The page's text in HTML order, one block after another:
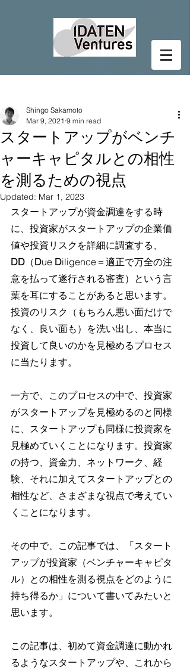
スタートアップがベンチ
ャーキャピタルとの相性
を測るための視点
Shingo Sakamoto
Mar 9, 2021 9 min read
Updated: Mar 1, 2023
スタートアップが資金調達をする時
に、投資家がスタートアップの企業価
値や投資リスクを詳細に調査する、
DD （Due Diligence＝適正で万全の注
意を払って遂行される審査）という言
葉を耳にすることがあると思います。
投資のリスク（もちろん悪い面だけで
なく、良い面も）を洗い出し、本当に
投資して良いのかを見極めるプロセス
に当たります。
一方で、このプロセスの中で、投資家
がスタートアップを見極めるのと同様
に、スタートアップも同様に投資家を
見極めていくことになります。投資家
の持つ、資金力、ネットワーク、経
験、それに加えてスタートアップとの
相性など、さまざまな視点で考えてい
くことになります。
その中で、この記事では、「スタート
アップが投資家（ベンチャーキャピタ
ル）との相性を測る視点をどのように
持ち得るか」について書いてみたいと
思います。
この記事は、初めて資金調達に動かれ
るようなスタートアップや、これから